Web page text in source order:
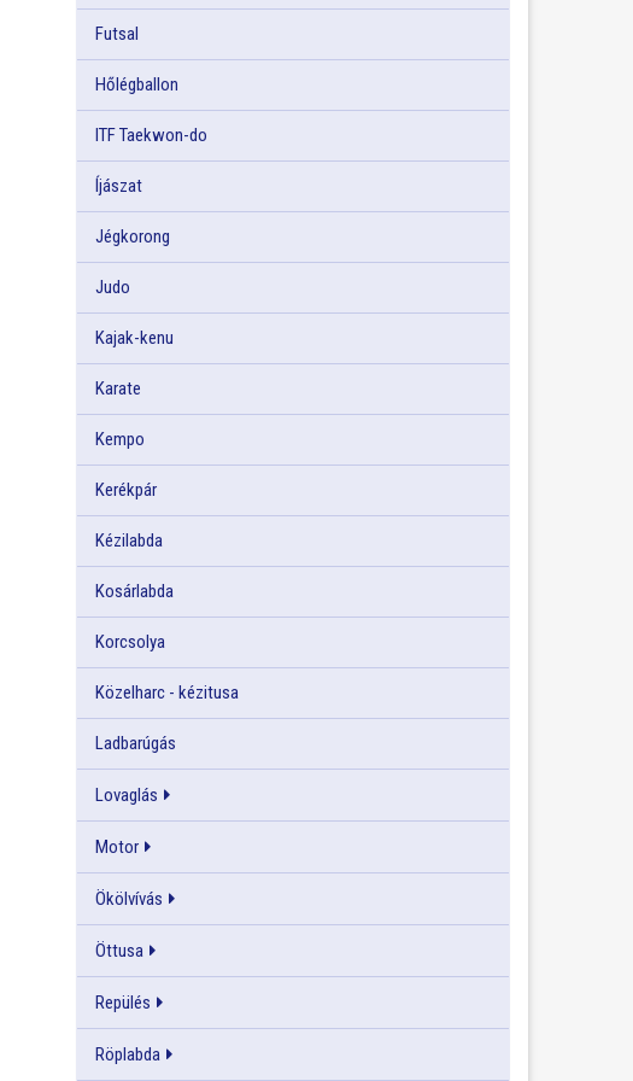
Futsal
Hőlégballon
ITF Taekwon-do
Íjászat
Jégkorong
Judo
Kajak-kenu
Karate
Kempo
Kerékpár
Kézilabda
Kosárlabda
Korcsolya
Közelharc - kézitusa
Ladbarúgás
Lovaglás
Motor
Ökölvívás
Öttusa
Repülés
Röplabda